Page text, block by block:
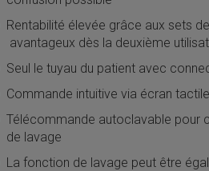
Rentabilité élevée grâce aux sets
avantageux dès la deuxième
Seul le tuyau du patient avec
Commande intuitive via écran
Télécommande autoclavable pour
de lavage
La fonction de lavage peut être